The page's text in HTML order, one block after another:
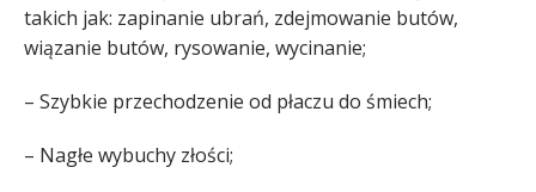
takich jak: zapinanie ubrań, zdejmowanie butów,
wiązanie butów, rysowanie, wycinanie;
– Szybkie przechodzenie od płaczu do śmiech;
– Nagłe wybuchy złości;